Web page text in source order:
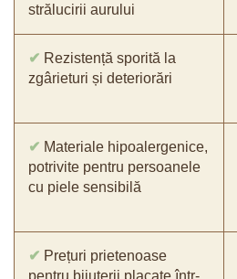
strălucirii aurului
✔ Rezistență sporită la
zgârieturi și deteriorări
✔ Materiale hipoalergenice,
potrivite pentru persoanele
cu piele sensibilă
✔ Prețuri prietenoase